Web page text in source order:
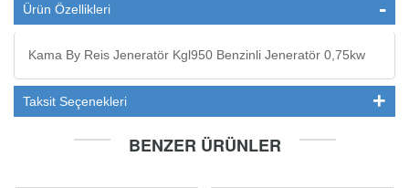
Ürün Özellikleri
Kama By Reis Jeneratör Kgl950 Benzinli Jeneratör 0,75kw
Taksit Seçenekleri
BENZER ÜRÜNLER